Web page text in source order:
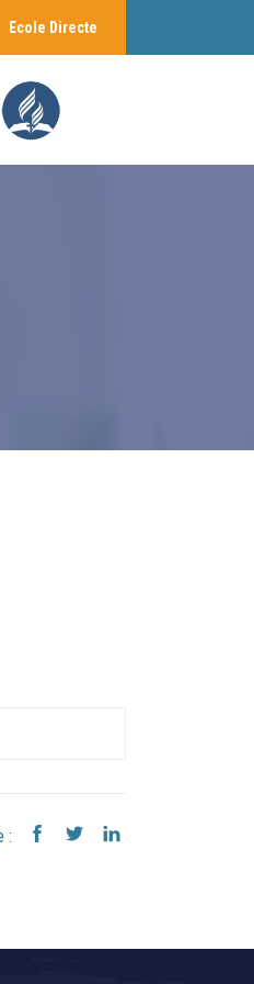
Ecole Directe
: